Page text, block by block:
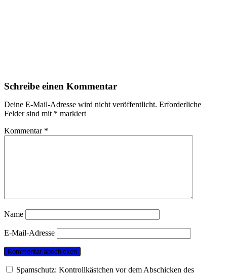
Schreibe einen Kommentar
Deine E-Mail-Adresse wird nicht veröffentlicht. Erforderliche
Felder sind mit * markiert
Kommentar *
Name
E-Mail-Adresse
Spamschutz: Kontrollkästchen vor dem Abschicken des